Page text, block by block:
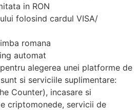
in RON
folosind cardul VISA/
romana
automat
alegerea unei platforme de
si serviciile suplimentare:
Counter), incasare si
criptomonede, servicii de